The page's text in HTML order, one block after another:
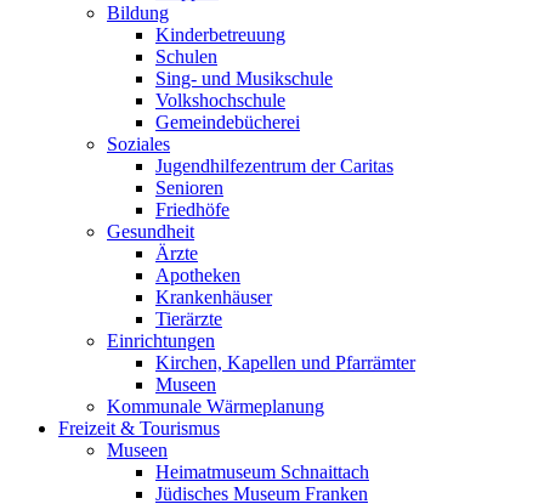
Bildung
Kinderbetreuung
Schulen
Sing- und Musikschule
Volkshochschule
Gemeindebücherei
Soziales
Jugendhilfezentrum der Caritas
Senioren
Friedhöfe
Gesundheit
Ärzte
Apotheken
Krankenhäuser
Tierärzte
Einrichtungen
Kirchen, Kapellen und Pfarrämter
Museen
Kommunale Wärmeplanung
Freizeit & Tourismus
Museen
Heimatmuseum Schnaittach
Jüdisches Museum Franken